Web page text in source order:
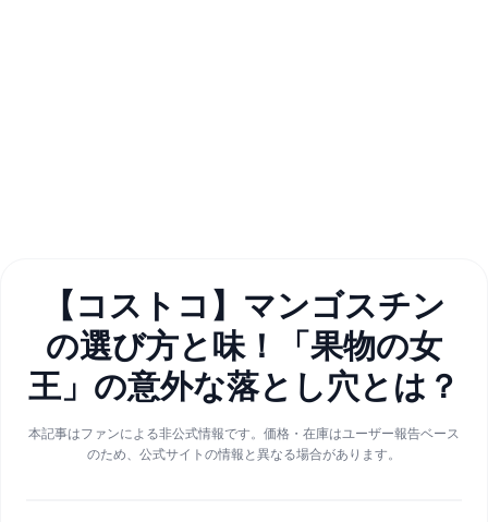
【コストコ】マンゴスチン
の選び方と味！「果物の女
王」の意外な落とし穴とは？
本記事はファンによる非公式情報です。価格・在庫はユーザー報告ベース
のため、公式サイトの情報と異なる場合があります。